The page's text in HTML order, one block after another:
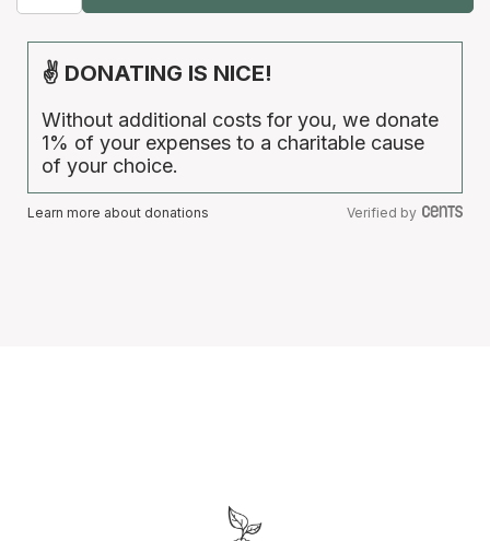
✌ DONATING IS NICE!
Without additional costs for you, we donate
1% of your expenses to a charitable cause
of your choice.
Learn more about donations Verified by